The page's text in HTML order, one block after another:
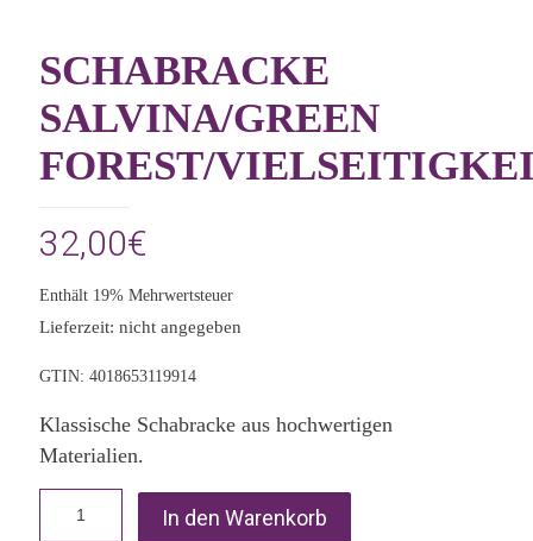
SCHABRACKE
SALVINA/GREEN
FOREST/
32,00€
Enthält 19% Mehrwertsteuer
Lieferzeit: nicht angegeben
GTIN: 4018653119914
Klassische Schabracke aus hochwertigen
Materialien.
In den Warenkorb